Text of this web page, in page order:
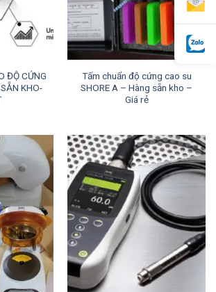
ĐỘ CỨNG
KHO-
Tấm chuẩn độ cứng cao su
SHORE A – Hàng sẵn kho –
Giá rẻ